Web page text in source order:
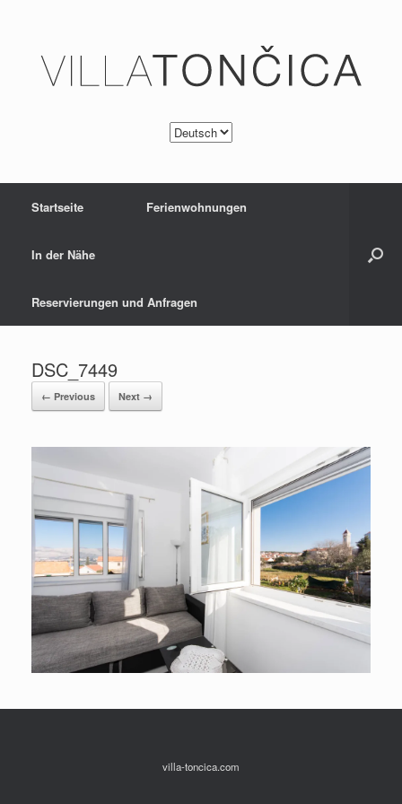
Startseite Ferienwohnungen
In der Nähe
Reservierungen und Anfragen
DSC_7449
← Previous Next →
villa-toncica.com